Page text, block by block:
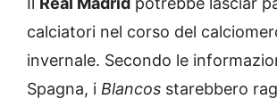
calciatori nel corso del
invernale. Secondo le
Spagna, i Blancos starebbero